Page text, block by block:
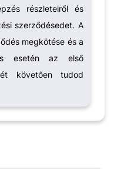
részleteiről és
szerződésedet. A
megkötése és a
esetén az első
követően tudod